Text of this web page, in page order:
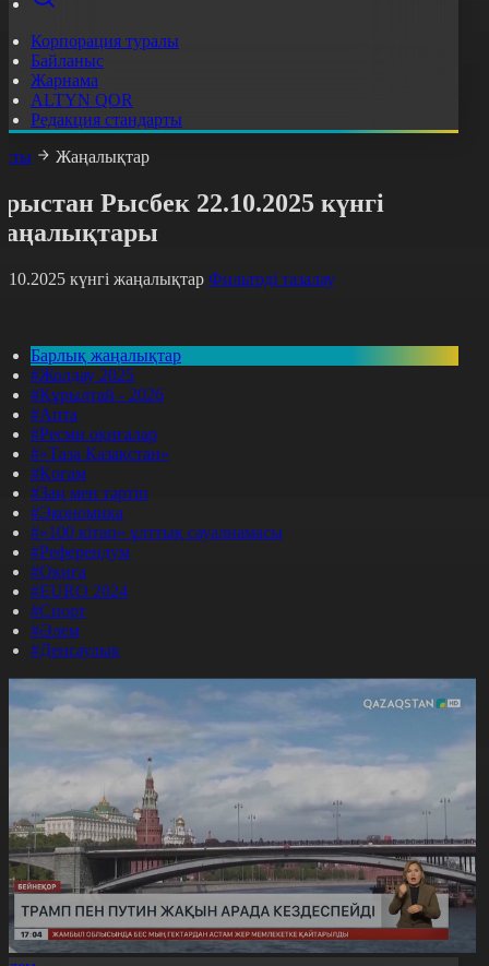
Корпорация туралы
Байланыс
Жарнама
ALTYN QOR
Редакция стандарты
Жаңалықтар
Рысбек 22.10.2025 күнгі
күнгі жаңалықтар Фильтрді тазалау
Барлық жаңалықтар
#Жолдау 2025
#Құрылтай - 2026
#Апта
#Ресми оқиғалар
#«Таза Қазақстан»
#Қоғам
#Заң мен тәртіп
#Экономика
#«100 кітап» ұлттық сауалнамасы
#Референдум
#Оқиға
#EURO 2024
#Спорт
#Әлем
#Денсаулық